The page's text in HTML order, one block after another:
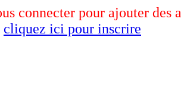
connecter pour ajouter des
cliquez ici pour inscrire